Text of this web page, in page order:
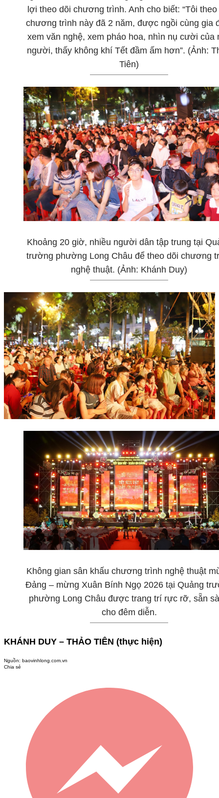
lợi theo dõi chương trình. Anh cho biết: “Tôi theo
chương trình này đã 2 năm, được ngồi cùng gia
xem văn nghệ, xem pháo hoa, nhìn nụ cười của
người, thấy không khí Tết đầm ấm hơn”. (Ảnh:
Tiên)
Khoảng 20 giờ, nhiều người dân tập trung tại
trường phường Long Châu để theo dõi chương
nghệ thuật. (Ảnh: Khánh Duy)
Không gian sân khấu chương trình nghệ thuật
Đảng – mừng Xuân Bính Ngọ 2026 tại Quảng
phường Long Châu được trang trí rực rỡ, sẵn
cho đêm diễn.
KHÁNH DUY – THẢO TIÊN (thực hiện)
Nguồn: baovinhlong.com.vn
Chia sẻ